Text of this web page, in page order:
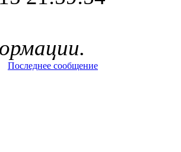
Последнее сообщение